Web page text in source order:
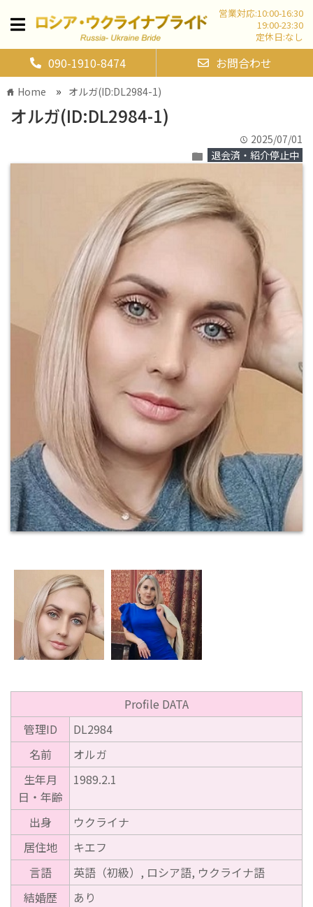
営業対応:10:00-16:30
19:00-23:30
定休日:なし
090-1910-8474 お問合わせ
home Home » オルガ(ID:DL2984-1)
オルガ(ID:DL2984-1)
time 2025/07/01
folder 退会済・紹介停止中
Profile DATA
管理ID
DL2984
名前
オルガ
生年月
日・年齢
1989.2.1
出身
ウクライナ
居住地
キエフ
言語
英語（初級）, ロシア語, ウクライナ語
結婚歴
あり